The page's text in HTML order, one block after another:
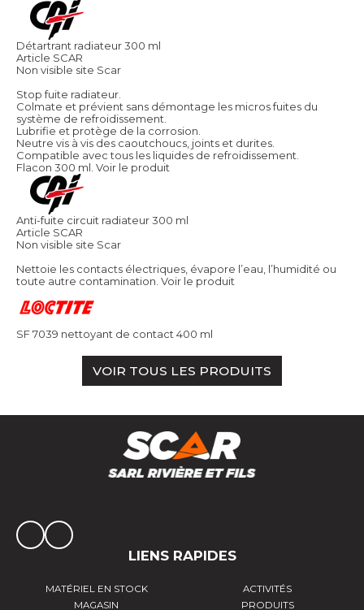
Détartrant radiateur 300 ml
Article SCAR
Non visible site Scar
Stop fuite radiateur.
Colmate et prévient sans démontage les micros fuites du
système de refroidissement.
Lubrifie et protège de la corrosion.
Neutre vis à vis des caoutchoucs, joints et durites.
Compatible avec tous les liquides de refroidissement.
Flacon 300 ml. Voir le produit
Anti-fuite circuit radiateur 300 ml
Article SCAR
Non visible site Scar
Nettoie les contacts électriques, évapore l’eau, l’humidité ou
toute autre contamination. Voir le produit
SF 7039 nettoyant de contact 400 ml
VOIR TOUS LES PRODUITS
LIENS RAPIDES
MATÉRIEL EN STOCK
ACTIVITÉS
MAGASIN
PRODUITS